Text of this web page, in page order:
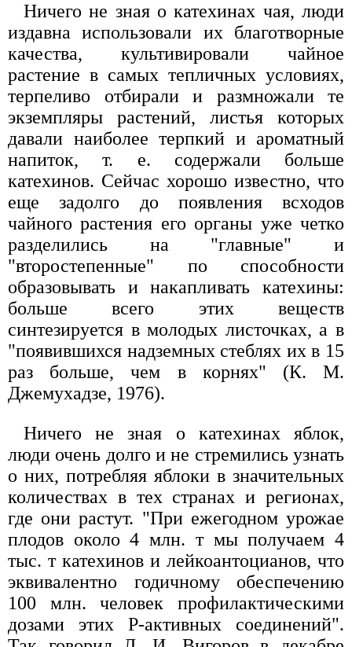
Ничего не зная о катехинах чая, люди
издавна использовали их благотворные
качества, культивировали чайное
растение в самых тепличных условиях,
терпеливо отбирали и размножали те
экземпляры растений, листья которых
давали наиболее терпкий и ароматный
напиток, т. е. содержали больше
катехинов. Сейчас хорошо известно, что
еще задолго до появления всходов
чайного растения его органы уже четко
разделились на "главные" и
"второстепенные" по способности
образовывать и накапливать катехины:
больше всего этих веществ
синтезируется в молодых листочках, а в
"появившихся надземных стеблях их в 15
раз больше, чем в корнях" (К. М.
Джемухадзе, 1976).
Ничего не зная о катехинах яблок,
люди очень долго и не стремились узнать
о них, потребляя яблоки в значительных
количествах в тех странах и регионах,
где они растут. "При ежегодном урожае
плодов около 4 млн. т мы получаем 4
тыс. т катехинов и лейкоантоцианов, что
эквивалентно годичному обеспечению
100 млн. человек профилактическими
дозами этих Р-активных соединений".